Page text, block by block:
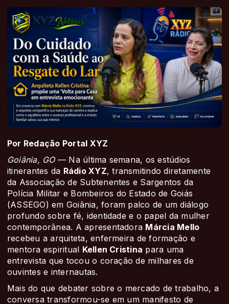
Por Redação Portal XYZ
Goiânia, GO— Na última semana, os estúdios
itinerantes da Rádio XYZ, transmitindo diretamente
da Associação de Subtenentes e Sargentos da
Polícia Militar e Bombeiros do Estado de Goiás
(ASSEGO) em Goiânia, foram palco de um diálogo
profundo sobre fé, identidade e o papel da mulher
contemporânea. A apresentadora Márcia Mello
recebeu a arquiteta, enfermeira de formação e
mentora espiritual Kellen Cristina para uma
entrevista que tocou o coração de milhares de
ouvintes e internautas.
Mais do que debater sobre o mercado de trabalho, a
conversa transformou-se em um manifesto de